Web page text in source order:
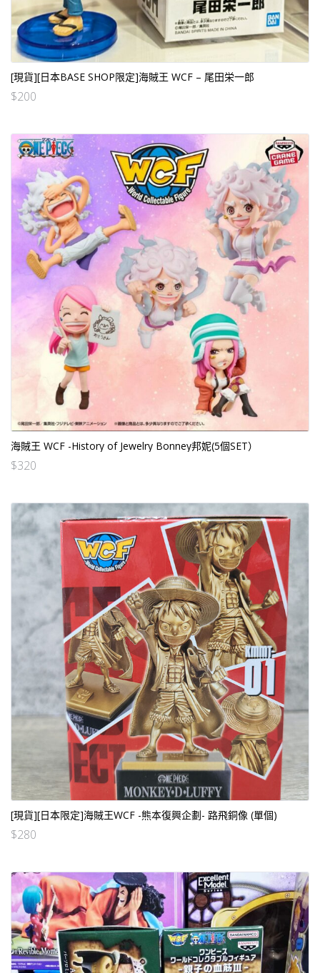
[現貨][日本BASE SHOP限定]海賊王 WCF – 尾田栄一郎
$200
海賊王 WCF -History of Jewelry Bonney邦妮(5個SET）
$320
[現貨][日本限定]海賊王WCF -熊本復興企劃- 路飛銅像 (單個)
$280